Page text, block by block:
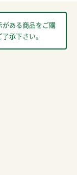
ある商品をご購
承下さい。